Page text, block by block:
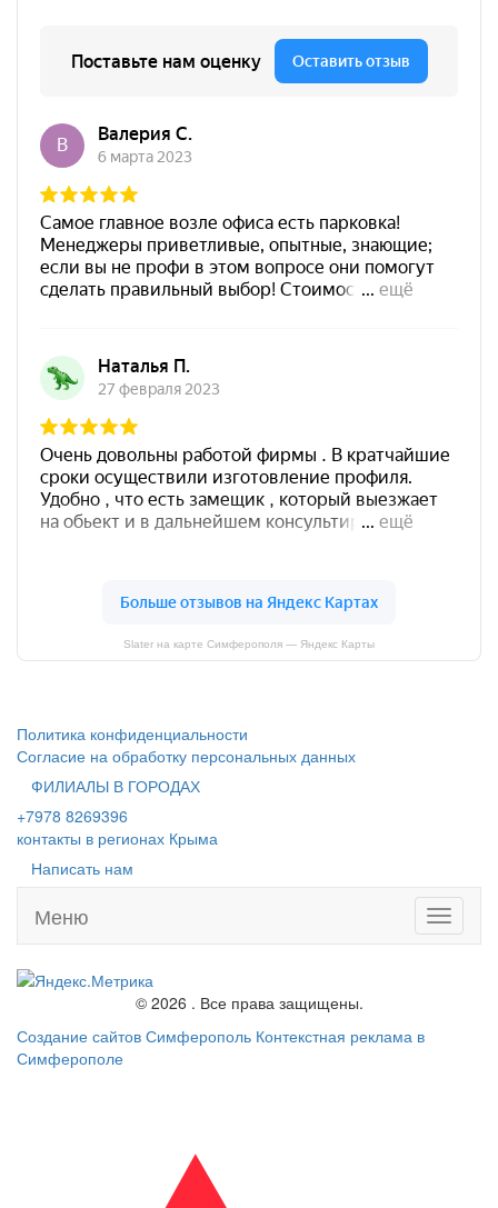
Slater на карте Симферополя — Яндекс Карты
Политика конфиденциальности
Согласие на обработку персональных данных
ФИЛИАЛЫ В ГОРОДАХ
+7978 8269396
контакты в регионах Крыма
Написать нам
Toggle
Меню
© 2026 . Все права защищены.
Создание сайтов Симферополь Контекстная реклама в
Симферополе